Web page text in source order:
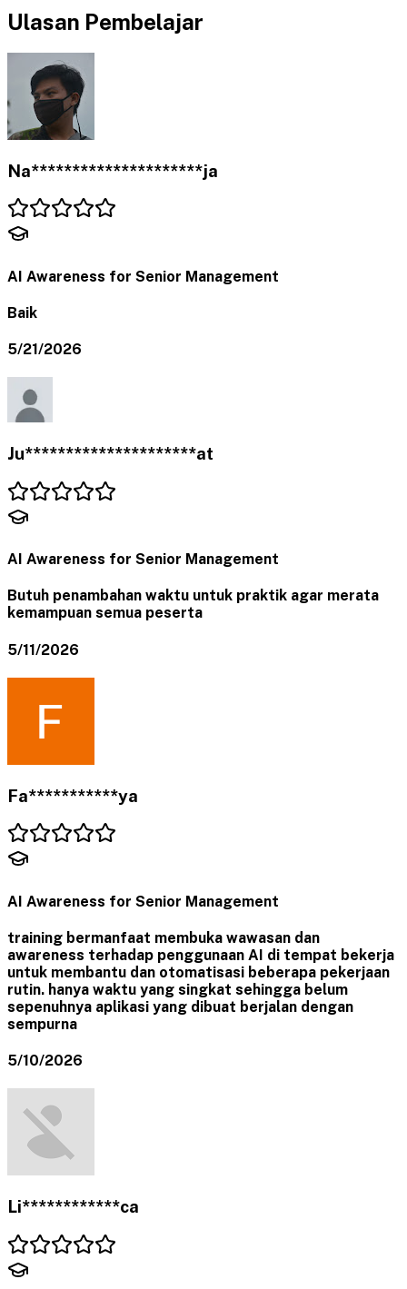
Ulasan Pembelajar
Na*********************ja
AI Awareness for Senior Management
Baik
5/21/2026
Ju*********************at
AI Awareness for Senior Management
Butuh penambahan waktu untuk praktik agar merata
kemampuan semua peserta
5/11/2026
Fa***********ya
AI Awareness for Senior Management
training bermanfaat membuka wawasan dan
awareness terhadap penggunaan AI di tempat bekerja
untuk membantu dan otomatisasi beberapa pekerjaan
rutin. hanya waktu yang singkat sehingga belum
sepenuhnya aplikasi yang dibuat berjalan dengan
sempurna
5/10/2026
Li************ca